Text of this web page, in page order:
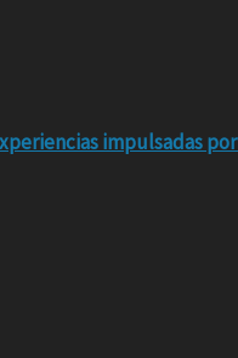
impulsadas